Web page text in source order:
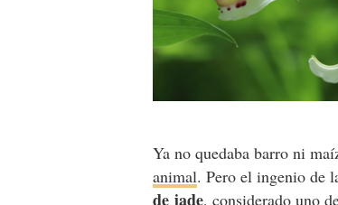
Ya no quedaba barro ni
animal. Pero el ingenio de
de jade, considerado uno